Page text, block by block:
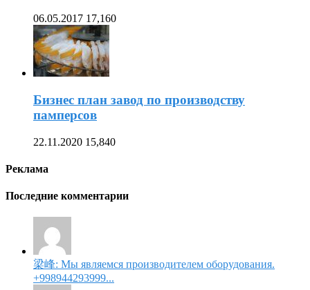
06.05.2017 17,160
Бизнес план завод по производству
памперсов
22.11.2020 15,840
Реклама
Последние комментарии
梁峰: Мы являемся производителем оборудования.
+998944293999...